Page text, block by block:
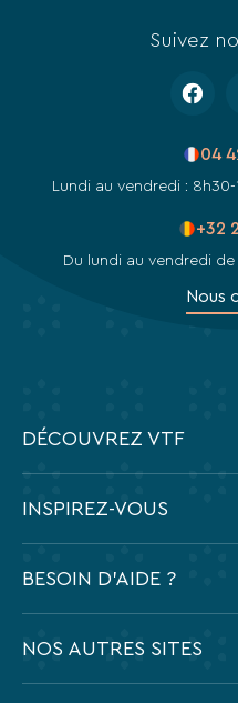
Suivez
04
Lundi au vendredi :
+32
Du lundi au vendredi de
Nous
DÉCOUVREZ VTF
Nos agences
Espace presse
INSPIREZ-VOUS
BESOIN D'AIDE ?
NOS AUTRES SITES